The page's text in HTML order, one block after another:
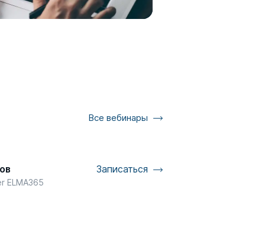
Все вебинары
ELMA365
Записаться